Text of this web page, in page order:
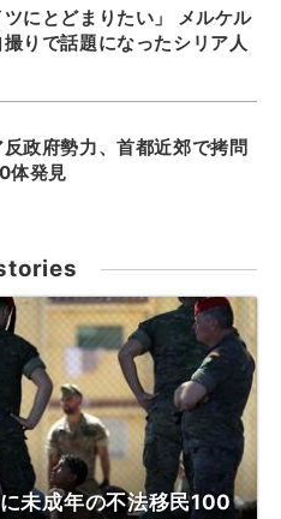
ツにとどまりたい」 メルケル
撮りで話題になったシリア人
反政府勢力、首都近郊で拷問
体発見
未成年の不法移民100